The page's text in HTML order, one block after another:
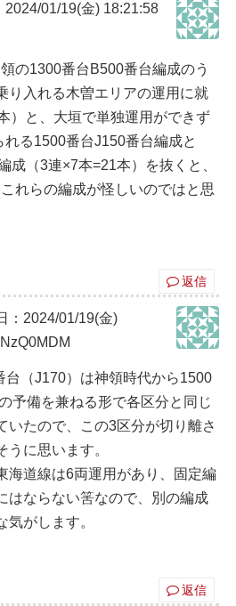
2024/01/19(金) 18:21:58
の1300番台B500番台編成のう
り入れる木曽エリアの運用に就
）と、大垣で単独運用ができず
る1500番台J150番台編成と
成（3連×7本=21本）を抜くと、
れらの編成が怪しいのではと思
返信
：2024/01/19(金)
台（J170）は神領時代から1500
予備を兼ねる形で各区分と同じ
いたので、この3区分が切り離さ
うに思います。
海道線は6両運用があり、固定編
はならない筈なので、別の編成
気がします。
返信